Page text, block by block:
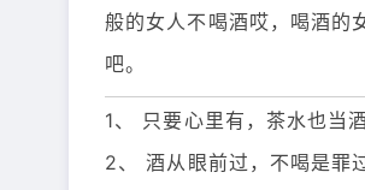
般的女人不喝酒哎，喝酒的
吧。
1、 只要心里有，茶水也当酒
2、 酒从眼前过，不喝是罪